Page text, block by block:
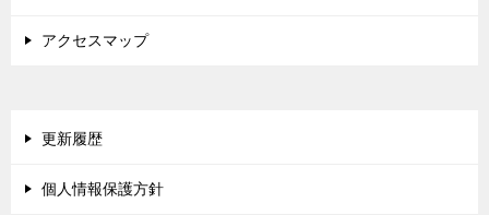
アクセスマップ
更新履歴
個人情報保護方針